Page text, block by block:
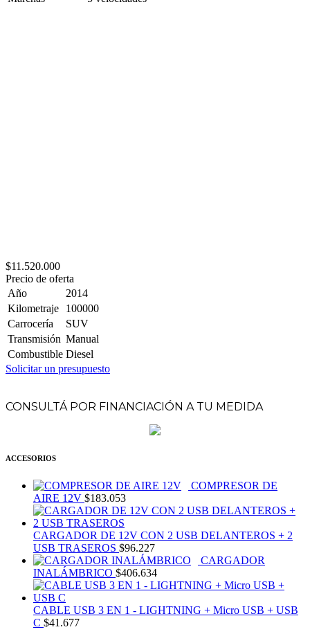
$11.520.000
Precio de oferta
Año
2014
Kilometraje
100000
Carrocería
SUV
Transmisión Manual
Combustible Diesel
Solicitar un presupuesto
CONSULTÁ POR FINANCIACIÓN A TU MEDIDA
ACCESORIOS
COMPRESOR DE
AIRE 12V $183.053
CARGADOR DE 12V CON 2 USB DELANTEROS + 2
USB TRASEROS $96.227
CARGADOR
INALÁMBRICO $406.634
CABLE USB 3 EN 1 - LIGHTNING + Micro USB + USB
C $41.677